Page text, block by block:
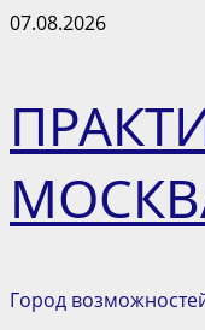
Перейти
07.08.2026
Город